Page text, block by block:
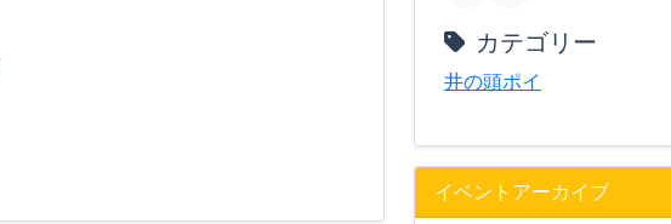
カテゴリー
井の頭ポイ
イベントアーカイブ